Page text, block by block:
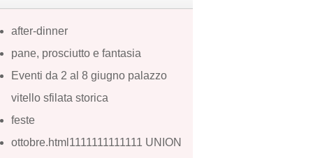
after-dinner
pane, prosciutto e fantasia
Eventi da 2 al 8 giugno palazzo
vitello sfilata storica
feste
ottobre.html1111111111111 UNION